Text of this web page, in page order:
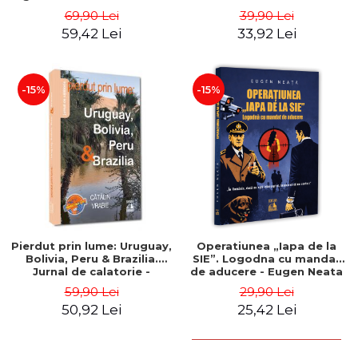
69,90 Lei
59,42 Lei
39,90 Lei
33,92 Lei
-15%
Pierdut prin lume: Uruguay,
Bolivia, Peru & Brazilia.
Jurnal de calatorie -
59,90 Lei
50,92 Lei
-15%
Operatiunea „Iapa de la
SIE”. Logodna cu mandat
de aducere - Eugen Neata
29,90 Lei
25,42 Lei